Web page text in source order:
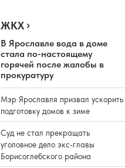
ЖКХ
В Ярославле вода в доме
стала по-настоящему
горячей после жалобы в
прокуратуру
Мэр Ярославля призвал ускорить
подготовку домов к зиме
Суд не стал прекращать
уголовное дело экс-главы
Борисоглебского района